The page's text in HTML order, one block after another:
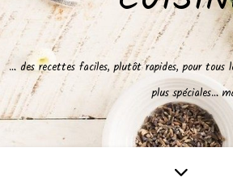
… des recettes faciles, plutôt rapides, pour tous
plus spéciales…